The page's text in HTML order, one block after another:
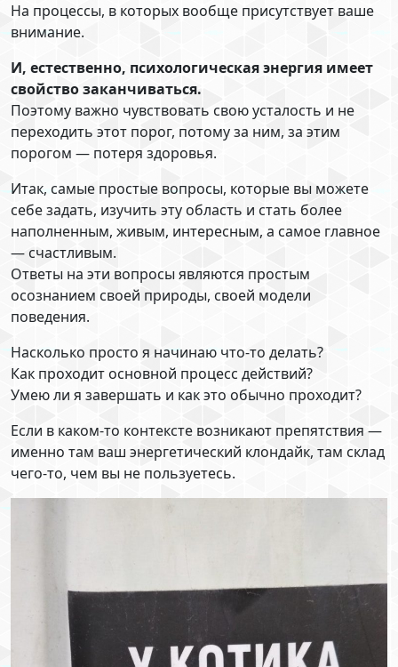
На процессы, в которых вообще присутствует ваше
внимание.
И, естественно, психологическая энергия имеет
свойство заканчиваться.
Поэтому важно чувствовать свою усталость и не
переходить этот порог, потому за ним, за этим
порогом — потеря здоровья.
Итак, самые простые вопросы, которые вы можете
себе задать, изучить эту область и стать более
наполненным, живым, интересным, а самое главное
— счастливым.
Ответы на эти вопросы являются простым
осознанием своей природы, своей модели
поведения.
Насколько просто я начинаю что-то делать?
Как проходит основной процесс действий?
Умею ли я завершать и как это обычно проходит?
Если в каком-то контексте возникают препятствия —
именно там ваш энергетический клондайк, там склад
чего-то, чем вы не пользуетесь.